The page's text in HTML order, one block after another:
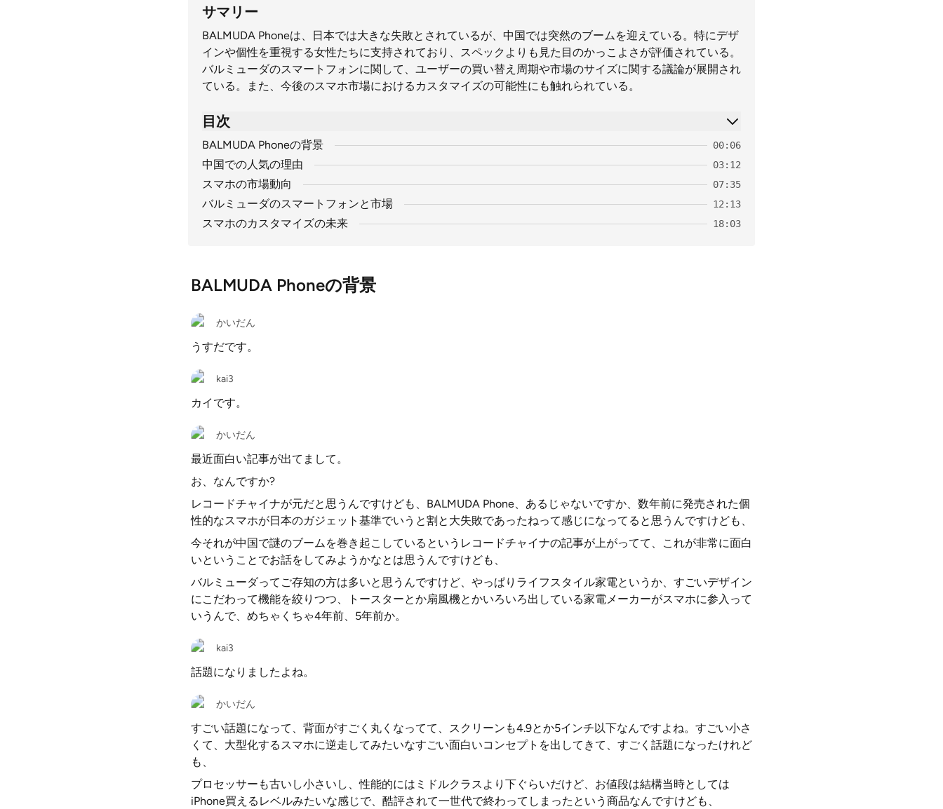
サマリー
BALMUDA Phoneは、日本では大きな失敗とされているが、中国では突然のブームを迎えている。特にデザ
インや個性を重視する女性たちに支持されており、スペックよりも見た目のかっこよさが評価されている。
バルミューダのスマートフォンに関して、ユーザーの買い替え周期や市場のサイズに関する議論が展開され
ている。また、今後のスマホ市場におけるカスタマイズの可能性にも触れられている。
目次
BALMUDA Phoneの背景 00:06
中国での人気の理由 03:12
スマホの市場動向 07:35
バルミューダのスマートフォンと市場 12:13
スマホのカスタマイズの未来 18:03
BALMUDA Phoneの背景
かいだん
うすだです。
kai3
カイです。
かいだん
最近面白い記事が出てまして。
お、なんですか?
レコードチャイナが元だと思うんですけども、BALMUDA Phone、あるじゃないですか、数年前に発売された個
性的なスマホが日本のガジェット基準でいうと割と大失敗であったねって感じになってると思うんですけども、
今それが中国で謎のブームを巻き起こしているというレコードチャイナの記事が上がってて、これが非常に面白
いということでお話をしてみようかなとは思うんですけども、
バルミューダってご存知の方は多いと思うんですけど、やっぱりライフスタイル家電というか、すごいデザイン
にこだわって機能を絞りつつ、トースターとか扇風機とかいろいろ出している家電メーカーがスマホに参入って
いうんで、めちゃくちゃ4年前、5年前か。
kai3
話題になりましたよね。
かいだん
すごい話題になって、背面がすごく丸くなってて、スクリーンも4.9とか5インチ以下なんですよね。すごい小さ
くて、大型化するスマホに逆走してみたいなすごい面白いコンセプトを出してきて、すごく話題になったけれど
も、
プロセッサーも古いし小さいし、性能的にはミドルクラスより下ぐらいだけど、お値段は結構当時としては
iPhone買えるレベルみたいな感じで、酷評されて一世代で終わってしまったという商品なんですけども、